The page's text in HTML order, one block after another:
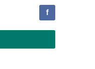
f